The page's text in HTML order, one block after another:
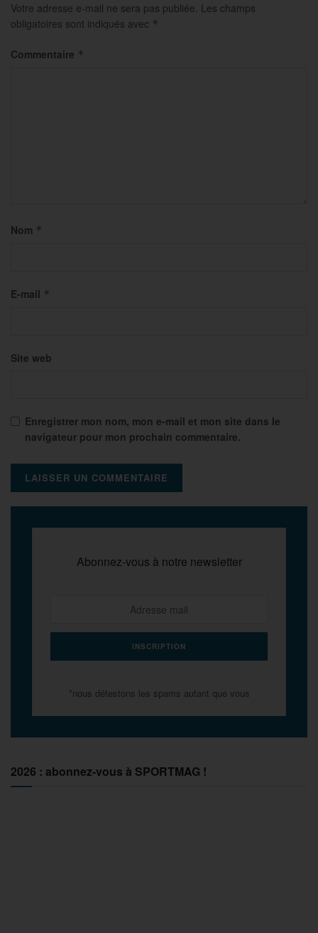
Votre adresse e-mail ne sera pas publiée. Les champs
obligatoires sont indiqués avec *
Commentaire *
Nom *
E-mail *
Site web
Enregistrer mon nom, mon e-mail et mon site dans le
navigateur pour mon prochain commentaire.
Abonnez-vous à notre newsletter
*nous détestons les spams autant que vous
2026 : abonnez-vous à SPORTMAG !